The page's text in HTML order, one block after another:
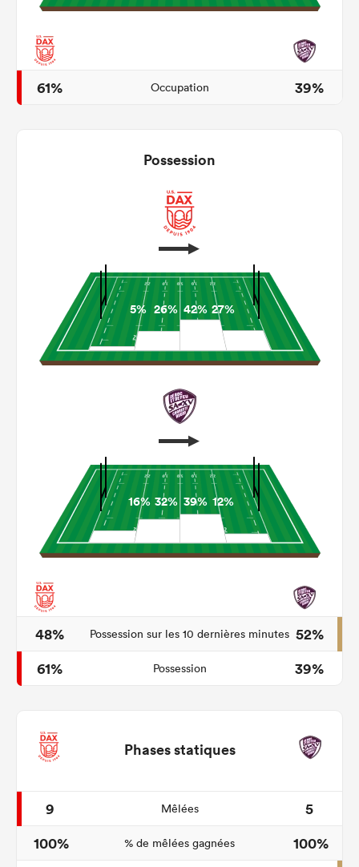
61% Occupation 39%
Possession
5% 26% 42% 27%
16% 32% 39% 12%
48% Possession sur les 10 dernières minutes 52%
61%
Possession 39%
Phases statiques
9 Mêlées
5
100%
% de mêlées gagnées
100%